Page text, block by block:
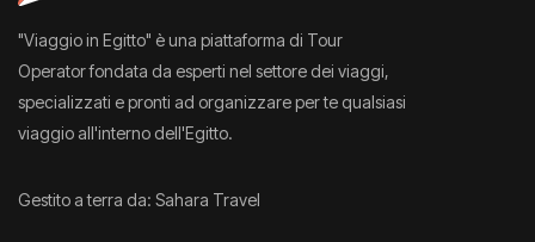
"Viaggio in Egitto" è una piattaforma di Tour
Operator fondata da esperti nel settore dei viaggi,
specializzati e pronti ad organizzare per te qualsiasi
viaggio all'interno dell'Egitto.
Gestito a terra da: Sahara Travel